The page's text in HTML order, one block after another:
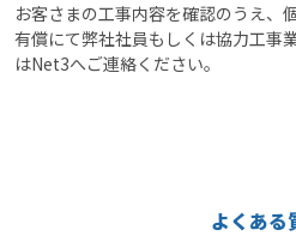
お客さまの工事内容を確認のうえ、
有償にて弊社社員もしくは協力工事
はNet3へご連絡ください。
よくある